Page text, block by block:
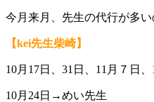
今月来月、先生の代行が多
【kei先生柴崎】
10月17日、31日、11月７日
10月24日→めい先生